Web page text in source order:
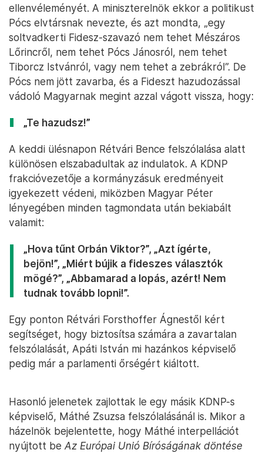
ellenvéleményét. A miniszterelnök ekkor a politikust
Pócs elvtársnak nevezte, és azt mondta, „egy
soltvadkerti Fidesz-szavazó nem tehet Mészáros
Lőrincről, nem tehet Pócs Jánosról, nem tehet
Tiborcz Istvánról, vagy nem tehet a zebrákról”. De
Pócs nem jött zavarba, és a Fideszt hazudozással
vádoló Magyarnak megint azzal vágott vissza, hogy:
„Te hazudsz!”
A keddi ülésnapon Rétvári Bence felszólalása alatt
különösen elszabadultak az indulatok. A KDNP
frakcióvezetője a kormányzásuk eredményeit
igyekezett védeni, miközben Magyar Péter
lényegében minden tagmondata után bekiabált
valamit:
„Hova tűnt Orbán Viktor?”, „Azt ígérte,
bejön!”, „Miért bújik a fideszes választók
mögé?”, „Abbamarad a lopás, azért! Nem
tudnak tovább lopni!”.
Egy ponton Rétvári Forsthoffer Ágnestől kért
segítséget, hogy biztosítsa számára a zavartalan
felszólalását, Apáti István mi hazánkos képviselő
pedig már a parlamenti őrségért kiáltott.
Hasonló jelenetek zajlottak le egy másik KDNP-s
képviselő, Máthé Zsuzsa felszólalásánál is. Mikor a
házelnök bejelentette, hogy Máthé interpellációt
nyújtott be Az Európai Unió Bíróságának döntése